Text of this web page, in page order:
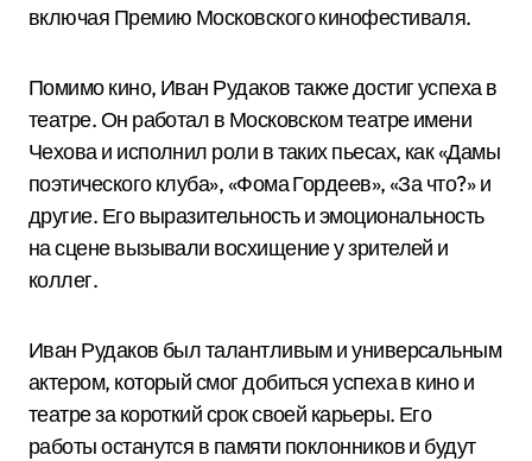
включая Премию Московского кинофестиваля.
Помимо кино, Иван Рудаков также достиг успеха в
театре. Он работал в Московском театре имени
Чехова и исполнил роли в таких пьесах, как «Дамы
поэтического клуба», «Фома Гордеев», «За что?» и
другие. Его выразительность и эмоциональность
на сцене вызывали восхищение у зрителей и
коллег.
Иван Рудаков был талантливым и универсальным
актером, который смог добиться успеха в кино и
театре за короткий срок своей карьеры. Его
работы останутся в памяти поклонников и будут